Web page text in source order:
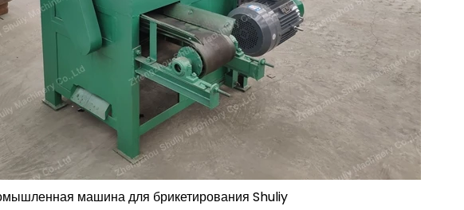
машина для брикетирования Shuliy